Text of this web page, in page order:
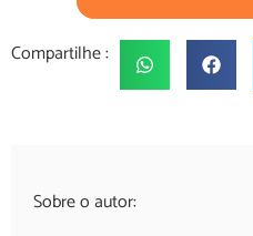
Compartilhe :
Sobre o autor: